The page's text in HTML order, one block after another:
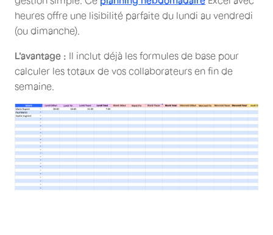
heures offre une lisibilité parfaite du lundi au vendredi
(ou dimanche).
L'avantage : Il inclut déjà les formules de base pour
calculer les totaux de vos collaborateurs en fin de
semaine.